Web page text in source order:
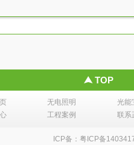
TOP
无电照明 光能
工程案例 联系
ICP备：粤ICP备